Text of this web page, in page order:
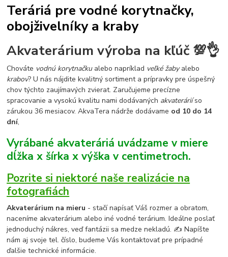
Teráriá pre vodné korytnačky,
obojživelníky a kraby
Akvaterárium výroba na kľúč 💯👌
Chováte vodnú korytnačkualebo napríklad veľké žabyalebo
krabov? U nás nájdite kvalitný sortiment a prípravky pre úspešný
chov týchto zaujímavých zvierat. Zaručujeme precízne
spracovanie a vysokú kvalitu nami dodávaných akvateráriíso
zárukou 36 mesiacov. AkvaTera nádrže dodávame od 10 do 14
dní,
Vyrábané akvateráriá uvádzame v miere
dĺžka x šírka x výška v centimetroch.
Pozrite si niektoré naše realizácie na
fotografiách
Akvaterárium na mieru - stačí napísať Váš rozmer a obratom,
naceníme akvaterárium alebo iné vodné terárium. Ideálne poslať
jednoduchý nákres, veď fantázii sa medze nekladú. ✍ Napíšte
nám aj svoje tel. číslo, budeme Vás kontaktovať pre prípadné
ďalšie technické informácie.